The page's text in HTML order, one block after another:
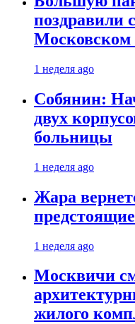
поздравили
Московском
1 неделя ago
Собянин:
двух
больницы
1 неделя ago
Жара
1 неделя ago
Москвичи
жилого